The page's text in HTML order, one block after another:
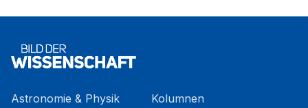
Astronomie & Physik
Kolumnen